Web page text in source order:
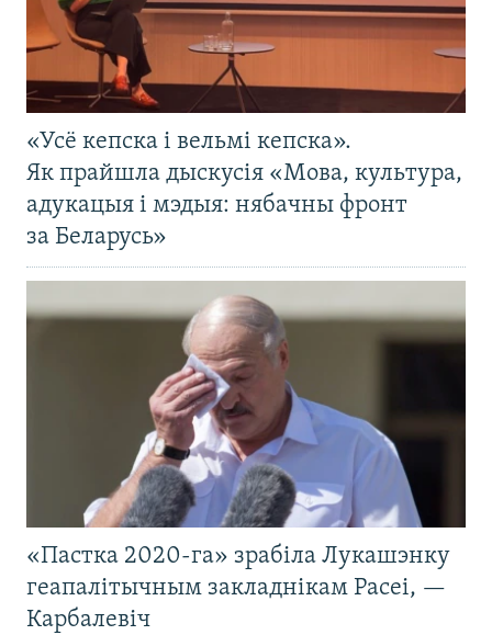
«Усё кепска і вельмі кепска».
Як прайшла дыскусія «Мова, культура,
адукацыя і мэдыя: нябачны фронт
за Беларусь»
«Пастка 2020-га» зрабіла Лукашэнку
геапалітычным закладнікам Расеі, —
Карбалевіч